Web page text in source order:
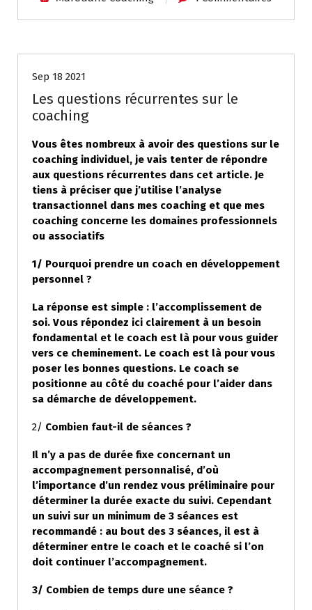
Sep 18 2021
Les questions récurrentes sur le
coaching
Vous êtes nombreux à avoir des questions sur le
coaching individuel, je vais tenter de répondre
aux questions récurrentes dans cet article. Je
tiens à préciser que j’utilise l’analyse
transactionnel dans mes coaching et que mes
coaching concerne les domaines professionnels
ou associatifs
1/ Pourquoi prendre un coach en développement
personnel ?
La réponse est simple : l’accomplissement de
soi. Vous répondez ici clairement à un besoin
fondamental et le coach est là pour vous guider
vers ce cheminement. Le coach est là pour vous
poser les bonnes questions. Le coach se
positionne au côté du coaché pour l’aider dans
sa démarche de développement.
2/ Combien faut-il de séances ?
Il n’y a pas de durée fixe concernant un
accompagnement personnalisé, d’où
l’importance d’un rendez vous préliminaire pour
déterminer la durée exacte du suivi. Cependant
un suivi sur un minimum de 3 séances est
recommandé : au bout des 3 séances, il est à
déterminer entre le coach et le coaché si l’on
doit continuer l’accompagnement.
3/ Combien de temps dure une séance ?